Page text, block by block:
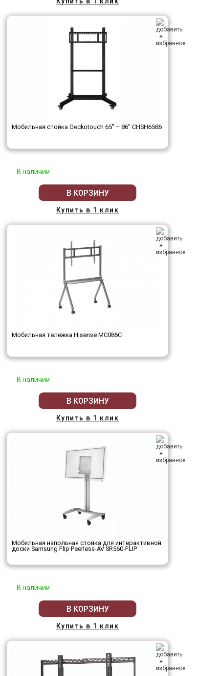
Мобильная стойка Geckotouch 65" – 86" ​​​​​​​CHSH6586
В наличии
В КОРЗИНУ
Купить в 1 клик
Мобильная тележка Hisense MC086C
В наличии
В КОРЗИНУ
Купить в 1 клик
Мобильная напольная стойка для интерактивной
доски Samsung Flip Peerless-AV SR560-FLIP
В наличии
В КОРЗИНУ
Купить в 1 клик